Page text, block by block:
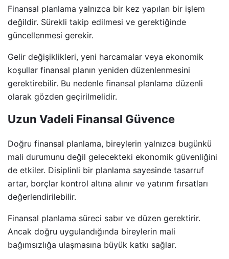
Finansal planlama yalnızca bir kez yapılan bir işlem
değildir. Sürekli takip edilmesi ve gerektiğinde
güncellenmesi gerekir.
Gelir değişiklikleri, yeni harcamalar veya ekonomik
koşullar finansal planın yeniden düzenlenmesini
gerektirebilir. Bu nedenle finansal planlama düzenli
olarak gözden geçirilmelidir.
Uzun Vadeli Finansal Güvence
Doğru finansal planlama, bireylerin yalnızca bugünkü
mali durumunu değil gelecekteki ekonomik güvenliğini
de etkiler. Disiplinli bir planlama sayesinde tasarruf
artar, borçlar kontrol altına alınır ve yatırım fırsatları
değerlendirilebilir.
Finansal planlama süreci sabır ve düzen gerektirir.
Ancak doğru uygulandığında bireylerin mali
bağımsızlığa ulaşmasına büyük katkı sağlar.